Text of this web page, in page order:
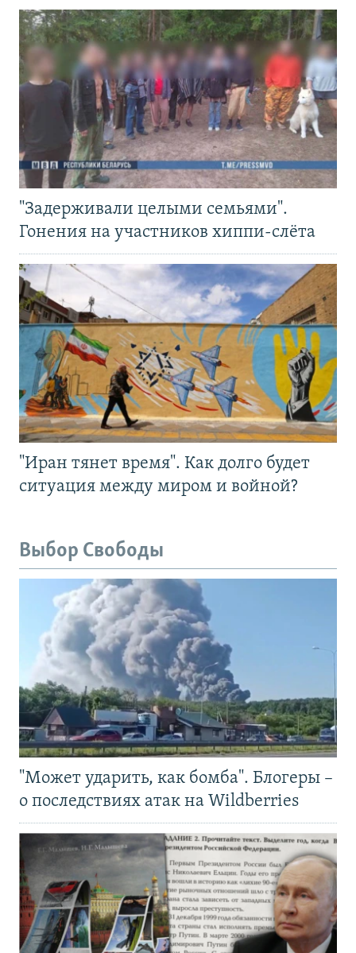
"Задерживали целыми семьями".
Гонения на участников хиппи-слёта
"Иран тянет время". Как долго будет
ситуация между миром и войной?
Выбор Свободы
"Может ударить, как бомба". Блогеры –
о последствиях атак на Wildberries